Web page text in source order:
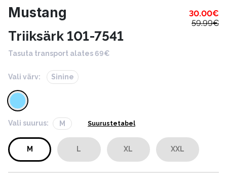
Mustang 30.00€
59.99€
Triiksärk 101-7541
Tasuta transport alates 69€
Vali värv: Sinine
Vali suurus: M Suurustetabel
M L XL XXL